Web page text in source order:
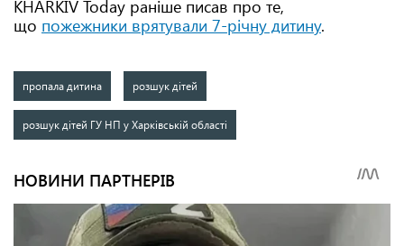
KHARKIV Today раніше писав про те,
що пожежники врятували 7-річну дитину.
пропала дитина розшук дітей
розшук дітей ГУ НП у Харківській області